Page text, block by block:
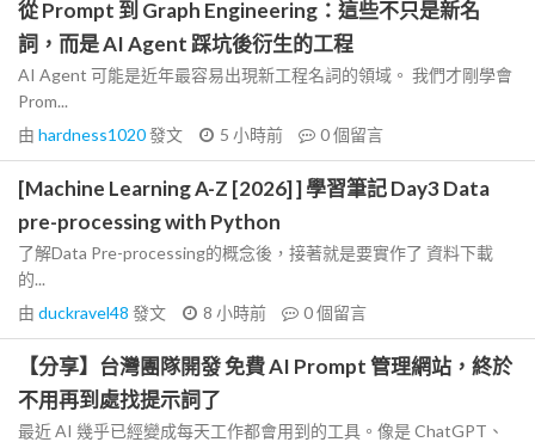
從 Prompt 到 Graph Engineering：這些不只是新名
詞，而是 AI Agent 踩坑後衍生的工程
AI Agent 可能是近年最容易出現新工程名詞的領域。 我們才剛學會
Prom...
由 hardness1020發文 5 小時前 0個留言
[Machine Learning A-Z [2026] ] 學習筆記 Day3 Data
pre-processing with Python
了解Data Pre-processing的概念後，接著就是要實作了 資料下載
的...
由 duckravel48 發文 8 小時前 0個留言
【分享】台灣團隊開發 免費 AI Prompt 管理網站，終於
不用再到處找提示詞了
最近 AI 幾乎已經變成每天工作都會用到的工具。像是 ChatGPT、